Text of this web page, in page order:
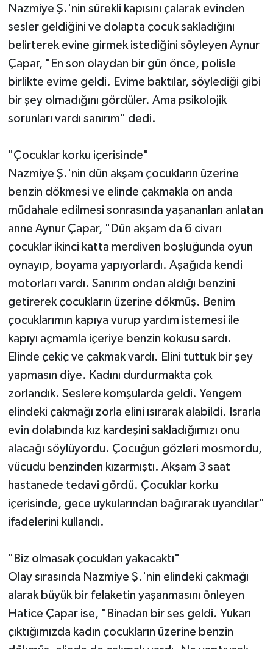
Nazmiye Ş.'nin sürekli kapısını çalarak evinden
sesler geldiğini ve dolapta çocuk sakladığını
belirterek evine girmek istediğini söyleyen Aynur
Çapar, "En son olaydan bir gün önce, polisle
birlikte evime geldi. Evime baktılar, söylediği gibi
bir şey olmadığını gördüler. Ama psikolojik
sorunları vardı sanırım" dedi.
"Çocuklar korku içerisinde"
Nazmiye Ş.'nin dün akşam çocukların üzerine
benzin dökmesi ve elinde çakmakla on anda
müdahale edilmesi sonrasında yaşananları anlatan
anne Aynur Çapar, "Dün akşam da 6 civarı
çocuklar ikinci katta merdiven boşluğunda oyun
oynayıp, boyama yapıyorlardı. Aşağıda kendi
motorları vardı. Sanırım ondan aldığı benzini
getirerek çocukların üzerine dökmüş. Benim
çocuklarımın kapıya vurup yardım istemesi ile
kapıyı açmamla içeriye benzin kokusu sardı.
Elinde çekiç ve çakmak vardı. Elini tuttuk bir şey
yapmasın diye. Kadını durdurmakta çok
zorlandık. Seslere komşularda geldi. Yengem
elindeki çakmağı zorla elini ısırarak alabildi. Israrla
evin dolabında kız kardeşini sakladığımızı onu
alacağı söylüyordu. Çocuğun gözleri mosmordu,
vücudu benzinden kızarmıştı. Akşam 3 saat
hastanede tedavi gördü. Çocuklar korku
içerisinde, gece uykularından bağırarak uyandılar"
ifadelerini kullandı.
"Biz olmasak çocukları yakacaktı"
Olay sırasında Nazmiye Ş.'nin elindeki çakmağı
alarak büyük bir felaketin yaşanmasını önleyen
Hatice Çapar ise, "Binadan bir ses geldi. Yukarı
çıktığımızda kadın çocukların üzerine benzin